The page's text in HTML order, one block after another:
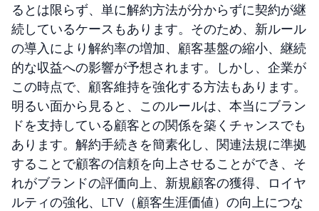
るとは限らず、単に解約方法が分からずに契約が継
続しているケースもあります。そのため、新ルール
の導入により解約率の増加、顧客基盤の縮小、継続
的な収益への影響が予想されます。しかし、企業が
この時点で、顧客維持を強化する方法もあります。
明るい面から見ると、このルールは、本当にブラン
ドを支持している顧客との関係を築くチャンスでも
あります。解約手続きを簡素化し、関連法規に準拠
することで顧客の信頼を向上させることができ、そ
れがブランドの評価向上、新規顧客の獲得、ロイヤ
ルティの強化、LTV（顧客生涯価値）の向上につな